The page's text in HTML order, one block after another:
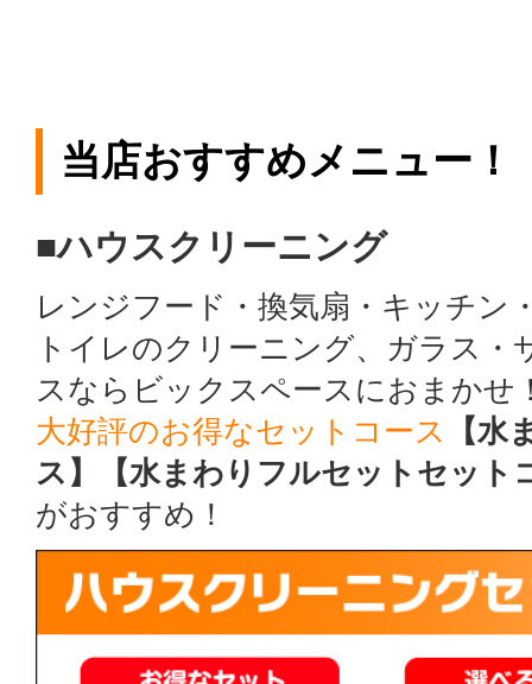
当店おすすめメニュー！
■ハウスクリーニング
レンジフード・換気扇・キッチン
トイレのクリーニング、ガラス
スならビックスペースにおまかせ
大好評のお得なセットコース
【
ス】【水まわりフルセットセット
がおすすめ！